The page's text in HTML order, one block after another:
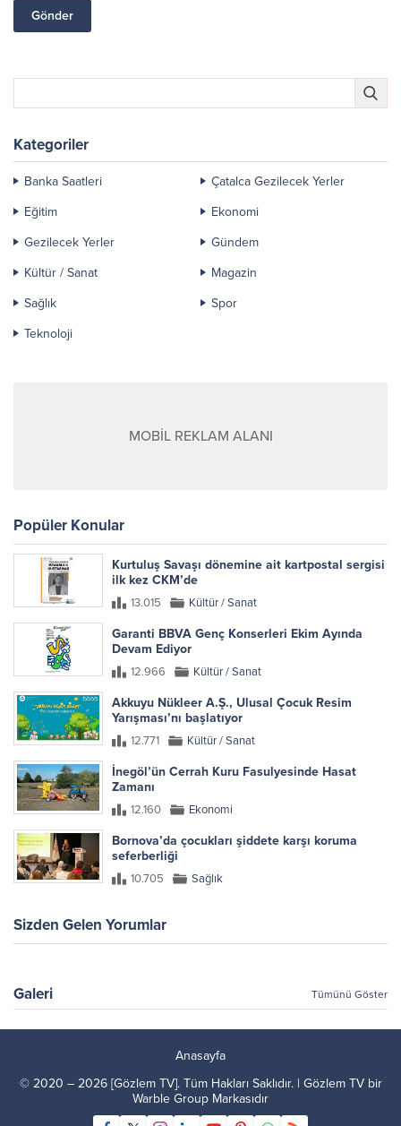
Kategoriler
Banka Saatleri
Çatalca Gezilecek Yerler
Eğitim
Ekonomi
Gezilecek Yerler
Gündem
Kültür / Sanat
Magazin
Sağlık
Spor
Teknoloji
MOBİL REKLAM ALANI
Popüler Konular
Kurtuluş Savaşı dönemine ait kartpostal sergisi
ilk kez CKM’de
13.015 Kültür / Sanat
Garanti BBVA Genç Konserleri Ekim Ayında
Devam Ediyor
12.966 Kültür / Sanat
Akkuyu Nükleer A.Ş., Ulusal Çocuk Resim
Yarışması’nı başlatıyor
12.771 Kültür / Sanat
İnegöl’ün Cerrah Kuru Fasulyesinde Hasat
Zamanı
12.160 Ekonomi
Bornova’da çocukları şiddete karşı koruma
seferberliği
10.705 Sağlık
Sizden Gelen Yorumlar
Galeri Tümünü Göster
Anasayfa
© 2020 – 2026 [Gözlem TV]. Tüm Hakları Saklıdır. | Gözlem TV bir
Warble Group Markasıdır